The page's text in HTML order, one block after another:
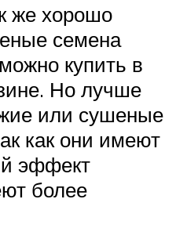
же хорошо
семена
купить в
Но лучше
или сушеные
как они имеют
эффект
более